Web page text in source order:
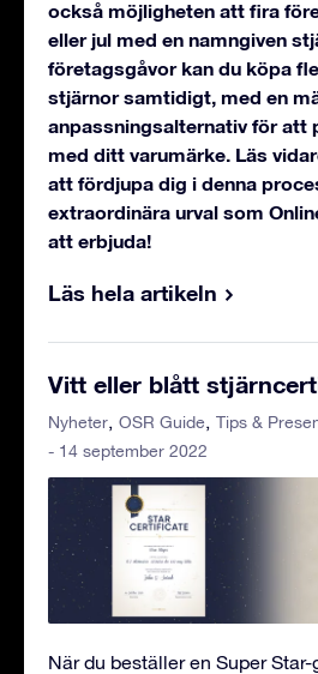
också möjligheten att fira
eller jul med en namngiven
företagsgåvor kan du köpa
stjärnor samtidigt, med en
anpassningsalternativ för att
med ditt varumärke. Läs
att fördjupa dig i denna
extraordinära urval som
att erbjuda!
Läs hela artikeln
Vitt eller blått
Nyheter OSR Guide
Tips &
- 14 september 2022
När du beställer en Super